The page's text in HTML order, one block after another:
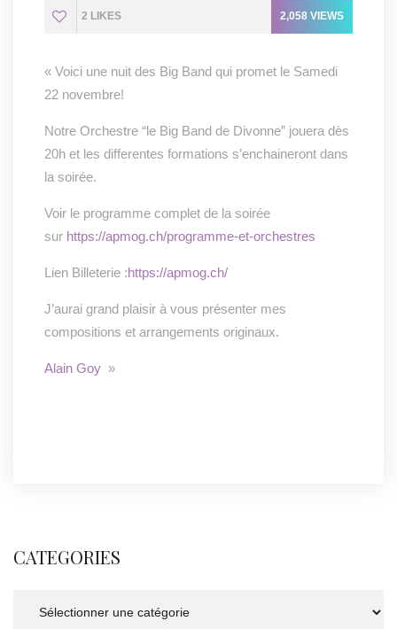
2 LIKES 2,058 VIEWS
« Voici une nuit des Big Band qui promet le Samedi
22 novembre!
Notre Orchestre “le Big Band de Divonne” jouera dès
20h et les differentes formations s’enchaineront dans
la soirée.
Voir le programme complet de la soirée
sur https://apmog.ch/programme-et-orchestres
Lien Billeterie :https://apmog.ch/
J’aurai grand plaisir à vous présenter mes
compositions et arrangements originaux.
Alain Goy »
CATEGORIES